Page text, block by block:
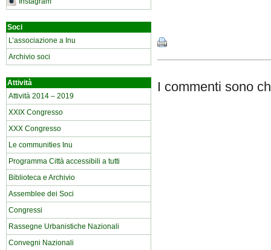
Soci
L’associazione a Inu
Archivio soci
Attività
Attività 2014 – 2019
XXIX Congresso
XXX Congresso
Le communities Inu
Programma Città accessibili a tutti
Biblioteca e Archivio
Assemblee dei Soci
Congressi
Rassegne Urbanistiche Nazionali
Convegni Nazionali
I commenti sono